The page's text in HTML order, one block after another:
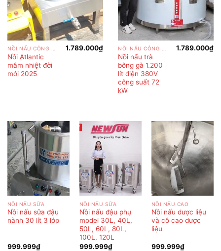
NỒI NẤU CÔNG NGHIỆP
Nồi Atlantic
mâm nhiệt đời
mới 2025
1.789.000₫ NỒI NẤU CÔNG NGHIỆP
Nồi nấu trà
bông gà 1.200
lít điện 380V
công suất 72
kW
1.789.000₫
NỒI NẤU SỮA
Nồi nấu sữa đậu
nành 30 lít 3 lớp
999.999₫
NỒI NẤU SỮA
Nồi nấu đậu phụ
model 30L, 40L,
50L, 60L, 80L,
100L, 120L
999.999₫
NỒI NẤU CAO
Nồi nấu dược liệu
và cô cao dược
liệu
999.999₫